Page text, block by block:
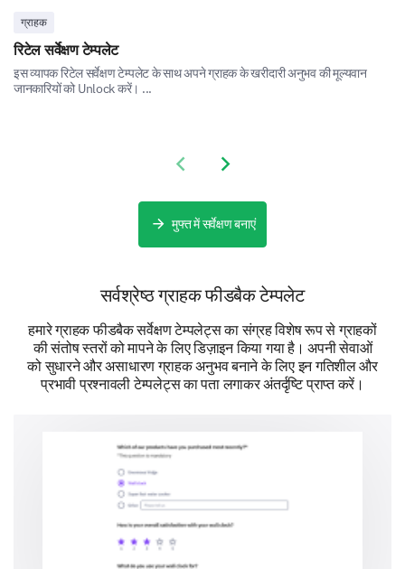
comments you have for us.
suggestions you have to improve our
product/services.
ग्राहक
रिटेल सर्वेक्षण टेम्पलेट
इस व्यापक रिटेल सर्वेक्षण टेम्पलेट के साथ अपने ग्राहक के खरीदारी अनुभव की मूल्यवान
जानकारियों को Unlock करें। ...
Previous slide
Next slide
मुफ्त में सर्वेक्षण बनाएं
सर्वश्रेष्ठ ग्राहक फीडबैक टेम्पलेट
हमारे ग्राहक फीडबैक सर्वेक्षण टेम्पलेट्स का संग्रह विशेष रूप से ग्राहकों
की संतोष स्तरों को मापने के लिए डिज़ाइन किया गया है। अपनी सेवाओं
को सुधारने और असाधारण ग्राहक अनुभव बनाने के लिए इन गतिशील और
प्रभावी प्रश्नावली टेम्पलेट्स का पता लगाकर अंतर्दृष्टि प्राप्त करें।